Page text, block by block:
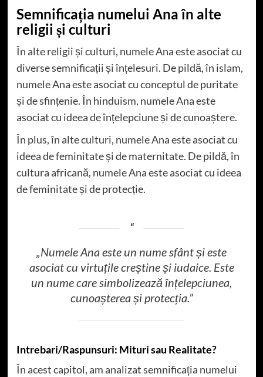
Semnificația numelui Ana în alte
religii și culturi
În alte religii și culturi, numele Ana este asociat cu
diverse semnificații și înțelesuri. De pildă, în islam,
numele Ana este asociat cu conceptul de puritate
și de sfințenie. În hinduism, numele Ana este
asociat cu ideea de înțelepciune și de cunoaștere.
În plus, în alte culturi, numele Ana este asociat cu
ideea de feminitate și de maternitate. De pildă, în
cultura africană, numele Ana este asociat cu ideea
de feminitate și de protecție.
„Numele Ana este un nume sfânt și este
asociat cu virtuțile creștine și iudaice. Este
un nume care simbolizează înțelepciunea,
cunoașterea și protecția.”
Intrebari/Raspunsuri: Mituri sau Realitate?
În acest capitol, am analizat semnificația numelui